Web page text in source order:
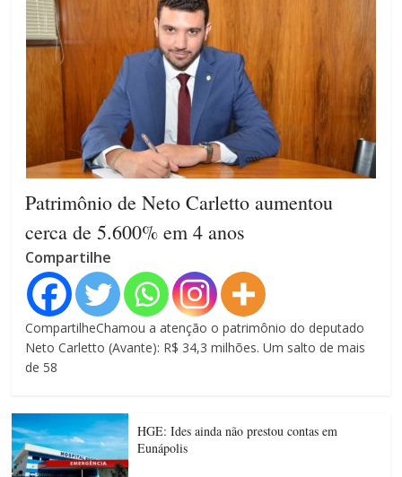
Patrimônio de Neto Carletto aumentou
cerca de 5.600% em 4 anos
Compartilhe
CompartilheChamou a atenção o patrimônio do deputado
Neto Carletto (Avante): R$ 34,3 milhões. Um salto de mais
de 58
HGE: Ides ainda não prestou contas em
Eunápolis